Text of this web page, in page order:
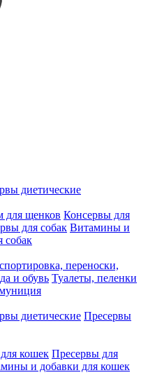
диетические
для щенков Консервы для
для собак Витамины и
собак
переноски,
и обувь Туалеты, пеленки
диетические Пресервы
кошек Пресервы для
и добавки для кошек